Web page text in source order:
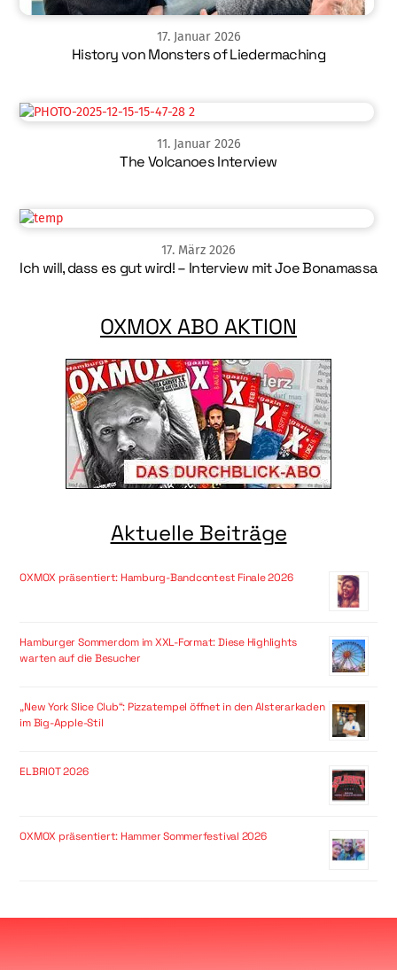
17. Januar 2026
History von Monsters of Liedermaching
11. Januar 2026
The Volcanoes Interview
17. März 2026
Ich will, dass es gut wird! – Interview mit Joe Bonamassa
OXMOX ABO AKTION
Aktuelle Beiträge
OXMOX präsentiert: Hamburg-Bandcontest Finale 2026
Hamburger Sommerdom im XXL-Format: Diese Highlights
warten auf die Besucher
„New York Slice Club“: Pizzatempel öffnet in den Alsterarkaden
im Big-Apple-Stil
ELBRIOT 2026
OXMOX präsentiert: Hammer Sommerfestival 2026